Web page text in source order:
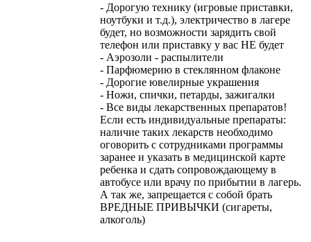
- Дорогую технику (игровые приставки,
ноутбуки и т.д.), электричество в лагере
будет, но возможности зарядить свой
телефон или приставку у вас НЕ будет
- Аэрозоли - распылители
- Парфюмерию в стеклянном флаконе
- Дорогие ювелирные украшения
- Ножи, спички, петарды, зажигалки
- Все виды лекарственных препаратов!
Если есть индивидуальные препараты:
наличие таких лекарств необходимо
оговорить с сотрудниками программы
заранее и указать в медицинской карте
ребенка и сдать сопровождающему в
автобусе или врачу по прибытии в лагерь.
А так же, запрещается с собой брать
ВРЕДНЫЕ ПРИВЫЧКИ (сигареты,
алкоголь)